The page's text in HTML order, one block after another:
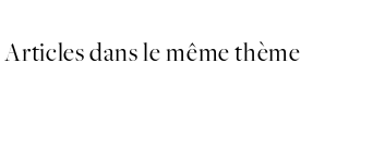
Articles dans le même thème